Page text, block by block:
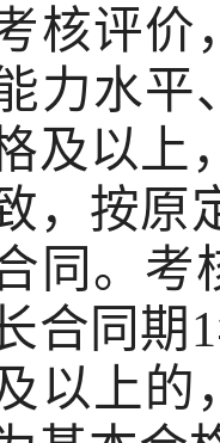
核评价
力水平
及以上
，按原
同。考
合同期
以上的